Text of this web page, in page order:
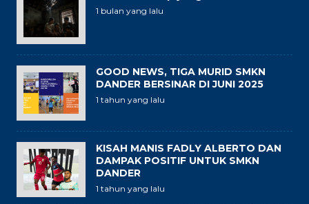
1 bulan yang lalu
GOOD NEWS, TIGA MURID SMKN
DANDER BERSINAR DI JUNI 2025
1 tahun yang lalu
KISAH MANIS FADLY ALBERTO DAN
DAMPAK POSITIF UNTUK SMKN
DANDER
1 tahun yang lalu